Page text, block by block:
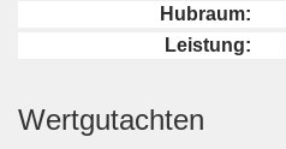
Hubraum:
Leistung:
Wertgutachten